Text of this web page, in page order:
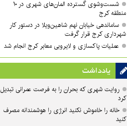
شست‌وشوی گسترده المان‌های شهری در ۱۰
منطقه کرج
ساماندهی خیابان نهم شاهین‌ویلا در دستور کار
شهرداری کرج قرار گرفت
عملیات پاکسازی و لایروبی معابر کرج انجام شد
یادداشت
روایت شهری که بحران را به فرصت عمرانی تبدیل
کرد
خانه را خاموش نکنید انرژی را هوشمندانه مصرف
کنید